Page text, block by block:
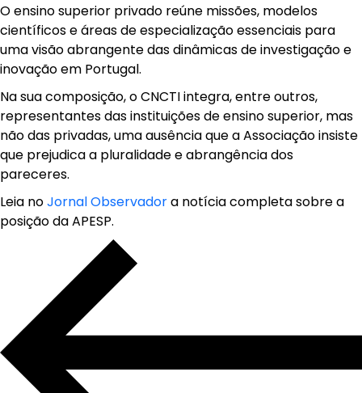
O ensino superior privado reúne missões, modelos
científicos e áreas de especialização essenciais para
uma visão abrangente das dinâmicas de investigação e
inovação em Portugal.
Na sua composição, o CNCTI integra, entre outros,
representantes das instituições de ensino superior, mas
não das privadas, uma ausência que a Associação insiste
que prejudica a pluralidade e abrangência dos
pareceres.
Leia noJornal Observadora notícia completa sobre a
posição da APESP.